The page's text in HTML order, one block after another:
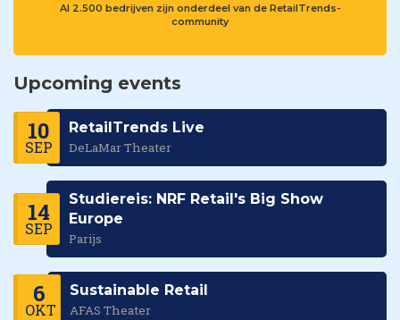
Al 2.500 bedrijven zijn onderdeel van de RetailTrends-
community
Upcoming events
10
SEP
RetailTrends Live
DeLaMar Theater
14
SEP
Studiereis: NRF Retail's Big Show
Europe
Parijs
6
OKT
Sustainable Retail
AFAS Theater